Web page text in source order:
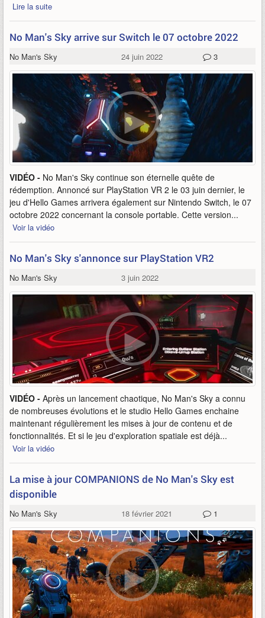
Lire la suite
No Man's Sky arrive sur Switch le 07 octobre 2022
No Man's Sky 24 juin 2022 3
VIDÉO - No Man's Sky continue son éternelle quête de
rédemption. Annoncé sur PlayStation VR 2 le 03 juin dernier, le
jeu d'Hello Games arrivera également sur Nintendo Switch, le 07
octobre 2022 concernant la console portable. Cette version...
Voir la vidéo
No Man's Sky s'annonce sur PlayStation VR2
No Man's Sky 3 juin 2022
VIDÉO - Après un lancement chaotique, No Man's Sky a connu
de nombreuses évolutions et le studio Hello Games enchaine
maintenant régulièrement les mises à jour de contenu et de
fonctionnalités. Et si le jeu d'exploration spatiale est déjà...
Voir la vidéo
La mise à jour COMPANIONS de No Man's Sky est
disponible
No Man's Sky 18 février 2021 1